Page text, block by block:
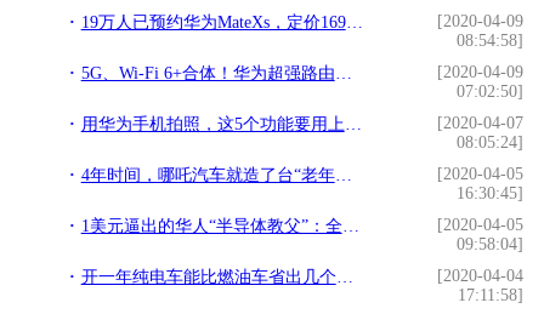
19万人已预约华为MateXs，定价16999元3月5日首销，二手市场已炒到3万元
[2020-04-09
08:54:58]
5G、Wi-Fi 6+合体！华为超强路由器5G CPE Pro 2开启上网新时代
[2020-04-09
07:02:50]
用华为手机拍照，这5个功能要用上，效果堪称网红，手残党必备
[2020-04-07
08:05:24]
4年时间，哪吒汽车就造了台“老年代步车”？
[2020-04-05
16:30:45]
1美元逼出的华人“半导体教父”：全球高科技，没有他就做不出来
[2020-04-05
09:58:04]
开一年纯电车能比燃油车省出几个钱？来给你算一笔账
[2020-04-04
17:11:58]